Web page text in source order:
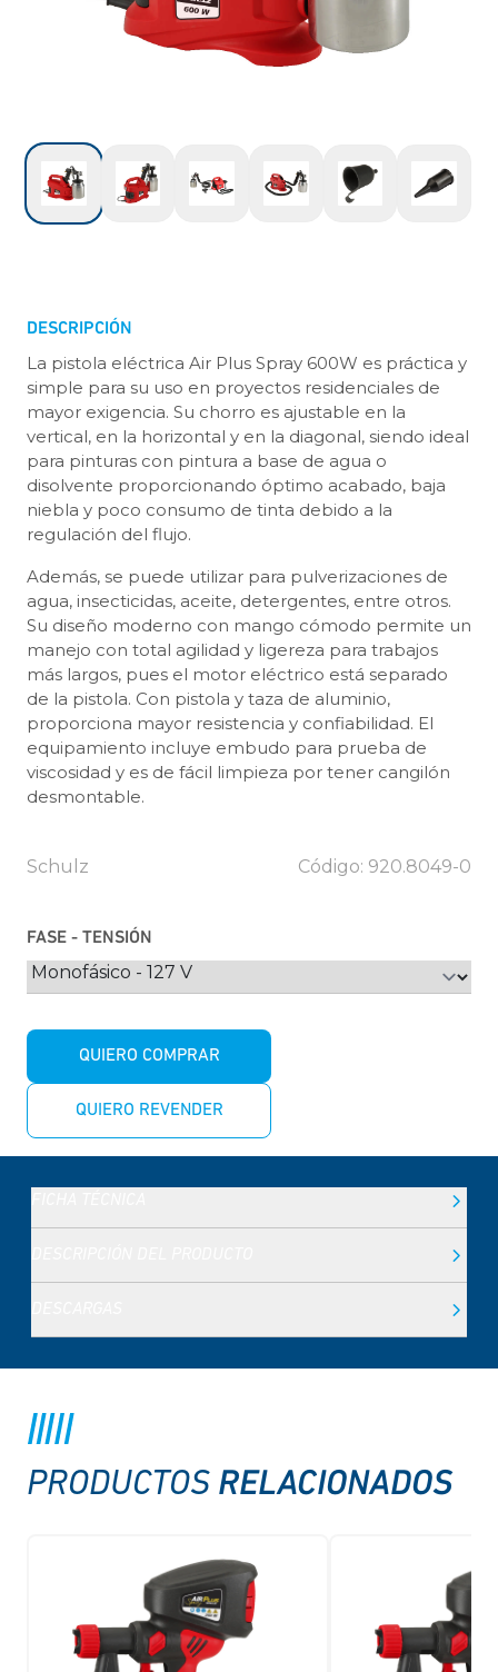
DESCRIPCIÓN
La pistola eléctrica Air Plus Spray 600W es práctica y
simple para su uso en proyectos residenciales de
mayor exigencia. Su chorro es ajustable en la
vertical, en la horizontal y en la diagonal, siendo ideal
para pinturas con pintura a base de agua o
disolvente proporcionando óptimo acabado, baja
niebla y poco consumo de tinta debido a la
regulación del flujo.
Además, se puede utilizar para pulverizaciones de
agua, insecticidas, aceite, detergentes, entre otros.
Su diseño moderno con mango cómodo permite un
manejo con total agilidad y ligereza para trabajos
más largos, pues el motor eléctrico está separado
de la pistola. Con pistola y taza de aluminio,
proporciona mayor resistencia y confiabilidad. El
equipamiento incluye embudo para prueba de
viscosidad y es de fácil limpieza por tener cangilón
desmontable.
Schulz Código: 920.8049-0
FASE - TENSIÓN
QUIERO COMPRAR
QUIERO REVENDER
PRODUCTOS RELACIONADOS